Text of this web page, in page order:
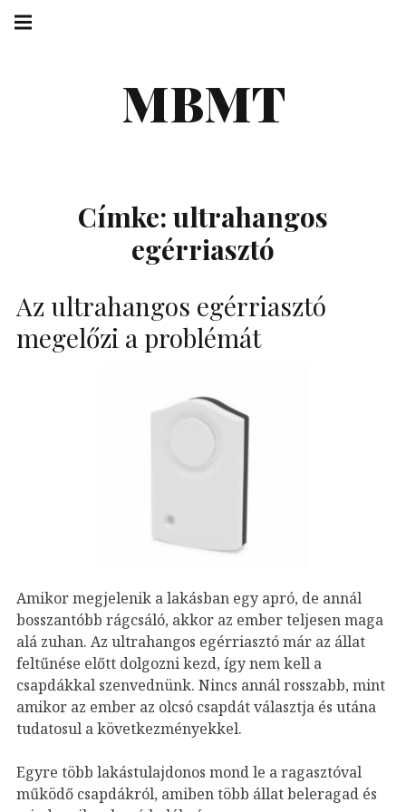
Skip
MBMT
navigation
Címke: ultrahangos
egérriasztó
Az ultrahangos egérriasztó
megelőzi a problémát
Amikor megjelenik a lakásban egy apró, de annál
bosszantóbb rágcsáló, akkor az ember teljesen maga
alá zuhan. Az ultrahangos egérriasztó már az állat
feltűnése előtt dolgozni kezd, így nem kell a
csapdákkal szenvednünk. Nincs annál rosszabb, mint
amikor az ember az olcsó csapdát választja és utána
tudatosul a következményekkel.
Egyre több lakástulajdonos mond le a ragasztóval
működő csapdákról, amiben több állat beleragad és